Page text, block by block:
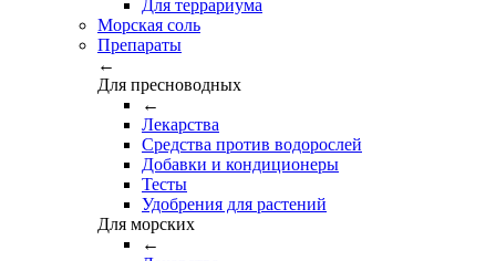
Для террариума
Морская соль
Препараты
←
Для пресноводных
←
Лекарства
Средства против водорослей
Добавки и кондиционеры
Тесты
Удобрения для растений
Для морских
←